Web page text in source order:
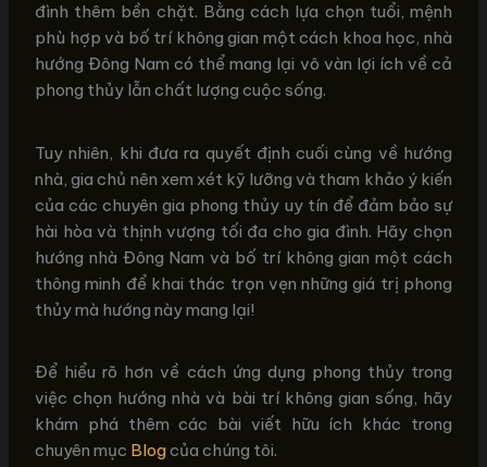
đình thêm bền chặt. Bằng cách lựa chọn tuổi, mệnh
phù hợp và bố trí không gian một cách khoa học, nhà
hướng Đông Nam có thể mang lại vô vàn lợi ích về cả
phong thủy lẫn chất lượng cuộc sống.
Tuy nhiên, khi đưa ra quyết định cuối cùng về hướng
nhà, gia chủ nên xem xét kỹ lưỡng và tham khảo ý kiến
của các chuyên gia phong thủy uy tín để đảm bảo sự
hài hòa và thịnh vượng tối đa cho gia đình. Hãy chọn
hướng nhà Đông Nam và bố trí không gian một cách
thông minh để khai thác trọn vẹn những giá trị phong
thủy mà hướng này mang lại!
Để hiểu rõ hơn về cách ứng dụng phong thủy trong
việc chọn hướng nhà và bài trí không gian sống, hãy
khám phá thêm các bài viết hữu ích khác trong
chuyên mục Blogcủa chúng tôi.